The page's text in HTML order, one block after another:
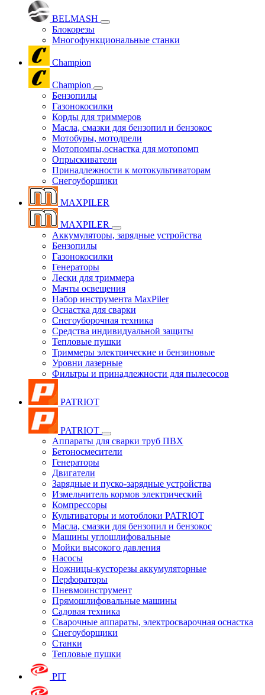
BELMASH
Блокорезы
Многофункциональные станки
Champion
Champion
Бензопилы
Газонокосилки
Корды для триммеров
Масла, смазки для бензопил и бензокос
Мотобуры, мотодрели
Мотопомпы,оснастка для мотопомп
Опрыскиватели
Принадлежности к мотокультиваторам
Снегоуборщики
MAXPILER
MAXPILER
Аккумуляторы, зарядные устройства
Бензопилы
Газонокосилки
Генераторы
Лески для триммера
Мачты освещения
Набор инструмента MaxPiler
Оснастка для сварки
Снегоуборочная техника
Средства индивидуальной защиты
Тепловые пушки
Триммеры электрические и бензиновые
Уровни лазерные
Фильтры и принадлежности для пылесосов
PATRIOT
PATRIOT
Аппараты для сварки труб ПВХ
Бетоносмесители
Генераторы
Двигатели
Зарядные и пуско-зарядные устройства
Измельчитель кормов электрический
Компрессоры
Культиваторы и мотоблоки PATRIOT
Масла, смазки для бензопил и бензокос
Машины углошлифовальные
Мойки высокого давления
Насосы
Ножницы-кусторезы аккумуляторные
Перфораторы
Пневмоинструмент
Прямошлифовальные машины
Садовая техника
Сварочные аппараты, электросварочная оснастка
Снегоуборщики
Станки
Тепловые пушки
PIT